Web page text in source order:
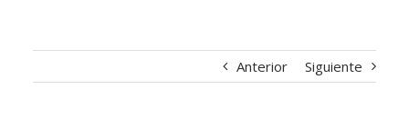
Anterior Siguiente